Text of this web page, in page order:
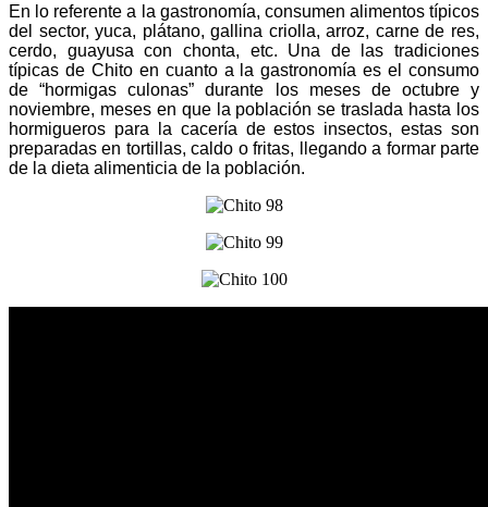
En lo referente a la gastronomía, consumen alimentos típicos
del sector, yuca, plátano, gallina criolla, arroz, carne de res,
cerdo, guayusa con chonta, etc. Una de las tradiciones
típicas de Chito en cuanto a la gastronomía es el consumo
de “hormigas culonas” durante los meses de octubre y
noviembre, meses en que la población se traslada hasta los
hormigueros para la cacería de estos insectos, estas son
preparadas en tortillas, caldo o fritas, llegando a formar parte
de la dieta alimenticia de la población.